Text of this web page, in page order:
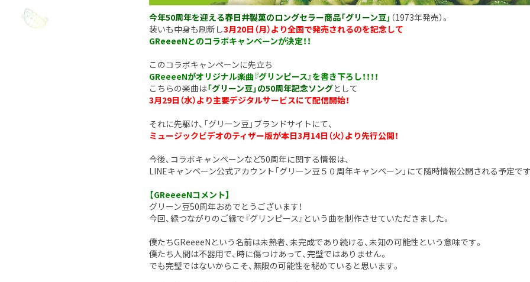
今年50周年を迎える春日井製菓のロングセラー商品「グリーン豆」 （1973年発売）。
装いも中身も刷新し3月20日（月）より全国で発売されるのを記念して
GReeeeNとのコラボキャンペーンが決定！！
このコラボキャンペーンに先立ち
GReeeeNがオリジナル楽曲『グリンピース』を書き下ろし！！！！
こちらの楽曲は「グリーン豆」の50周年記念ソングとして
3月29日（水）より主要デジタルサービスにて配信開始！
それに先駆け、「グリーン豆」ブランドサイトにて、
ミュージックビデオのティザー版が本日3月14日（火）より先行公開！
今後、コラボキャンペーンなど50周年に関する情報は、
LINEキャンペーン公式アカウント「グリーン豆５０周年キャンペーン」にて随時情報公開される予定で
【GReeeeNコメント】
グリーン豆50周年おめでとうございます！
今回、緑つながりのご縁で『グリンピース』という曲を制作させていただきました。
僕たちGReeeeNという名前は未熟者、未完成であり続ける、未知の可能性という意味です。
僕たち人間は不器用で、時に傷つけあって、完璧ではありません。
でも完璧ではないからこそ、無限の可能性を秘めていると思います。